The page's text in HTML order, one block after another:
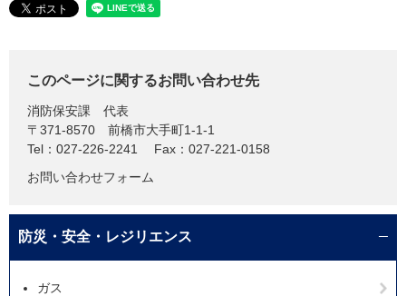
このページに関するお問い合わせ先
消防保安課
代表
〒371-8570
前橋市大手町1-1-1
Tel：027-226-2241
Fax：027-221-0158
お問い合わせフォーム
防災・安全・レジリエンス
ガス